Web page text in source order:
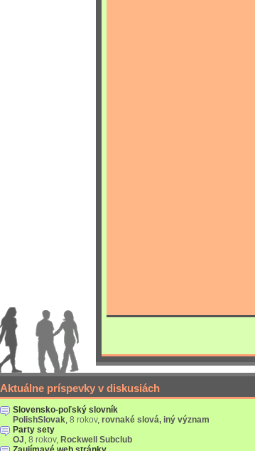
Aktuálne príspevky v diskusiách
Slovensko-poľský slovník
PolishSlovak, 8 rokov, rovnaké slová, iný význam
Party sety
OJ, 8 rokov, Rockwell Subclub